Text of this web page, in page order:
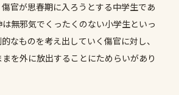
官が思春期に入ろうとする中学生であ
無邪気でくったくのない小学生といっ
なものを考え出していく傷官に対し、
を外に放出することにためらいがあり